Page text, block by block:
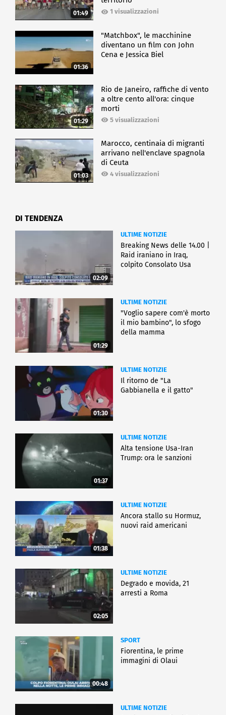
01:49 1 visualizzazioni
01:36
"Matchbox", le macchinine
diventano un film con John
Cena e Jessica Biel
01:29
Rio de Janeiro, raffiche di vento
a oltre cento all'ora: cinque
morti
5 visualizzazioni
01:03
Marocco, centinaia di migranti
arrivano nell'enclave spagnola
di Ceuta
4 visualizzazioni
DI TENDENZA
02:09
ULTIME NOTIZIE
Breaking News delle 14.00 |
Raid iraniano in Iraq,
colpito Consolato Usa
01:29
ULTIME NOTIZIE
"Voglio sapere com'è morto
il mio bambino", lo sfogo
della mamma
01:30
ULTIME NOTIZIE
Il ritorno de "La
Gabbianella e il gatto"
01:37
ULTIME NOTIZIE
Alta tensione Usa-Iran
Trump: ora le sanzioni
01:38
ULTIME NOTIZIE
Ancora stallo su Hormuz,
nuovi raid americani
02:05
ULTIME NOTIZIE
Degrado e movida, 21
arresti a Roma
00:48
SPORT
Fiorentina, le prime
immagini di Olaui
ULTIME NOTIZIE